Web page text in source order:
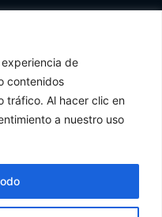
de
contenidos
tráfico. Al hacer clic en
a nuestro uso